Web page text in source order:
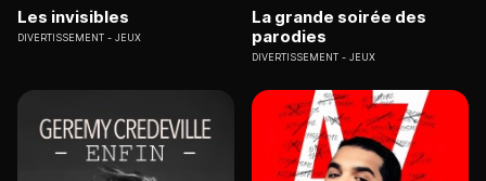
Les invisibles
DIVERTISSEMENT JEUX
La grande soirée des
parodies
DIVERTISSEMENT JEUX